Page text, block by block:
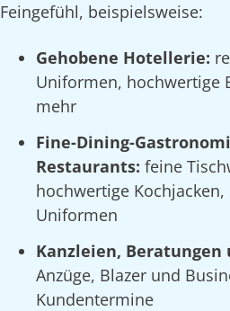
Feingefühl, beispielsweise:
Gehobene Hotellerie:
Uniformen, hochwertige
mehr
Fine-Dining-
Restaurants: feine
hochwertige Kochjacken,
Uniformen
Kanzleien, Beratungen
Anzüge, Blazer und
Kundentermine